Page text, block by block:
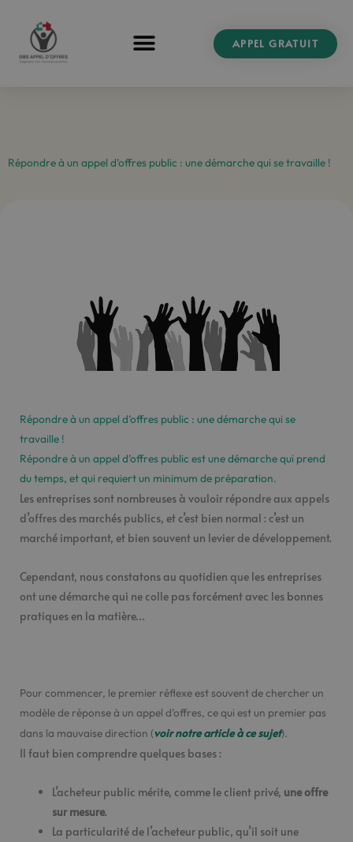
contenu
APPEL GRATUIT
Répondre à un appel d’offres public : une démarche qui se travaille !
Répondre à un appel d’offres public : une démarche qui se
travaille !
Répondre à un appel d’offres public est une démarche qui prend
du temps, et qui requiert un minimum de préparation.
Les entreprises sont nombreuses à vouloir répondre aux appels
d’offres des marchés publics, et c’est bien normal : c’est un
marché important, et bien souvent un levier de développement.
Cependant, nous constatons au quotidien que les entreprises
ont une démarche qui ne colle pas forcément avec les bonnes
pratiques en la matière…
Pour commencer, le premier réflexe est souvent de chercher un
modèle de réponse à un appel d’offres, ce qui est un premier pas
dans la mauvaise direction (voir notre article à ce sujet).
Il faut bien comprendre quelques bases :
L’acheteur public mérite, comme le client privé, une offre
sur mesure.
La particularité de l’acheteur public, qu’il soit une